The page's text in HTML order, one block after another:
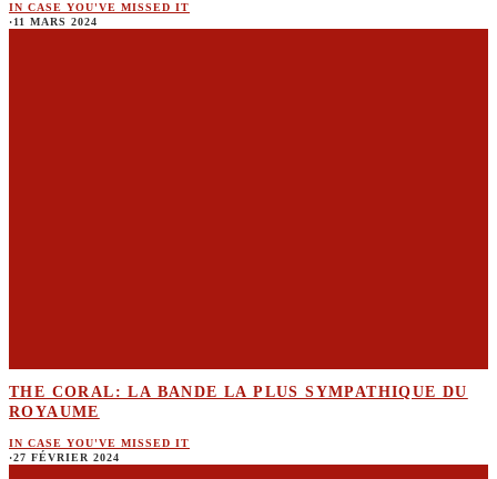
IN CASE YOU'VE MISSED IT
·11 MARS 2024
THE CORAL: LA BANDE LA PLUS SYMPATHIQUE DU
ROYAUME
IN CASE YOU'VE MISSED IT
·27 FÉVRIER 2024